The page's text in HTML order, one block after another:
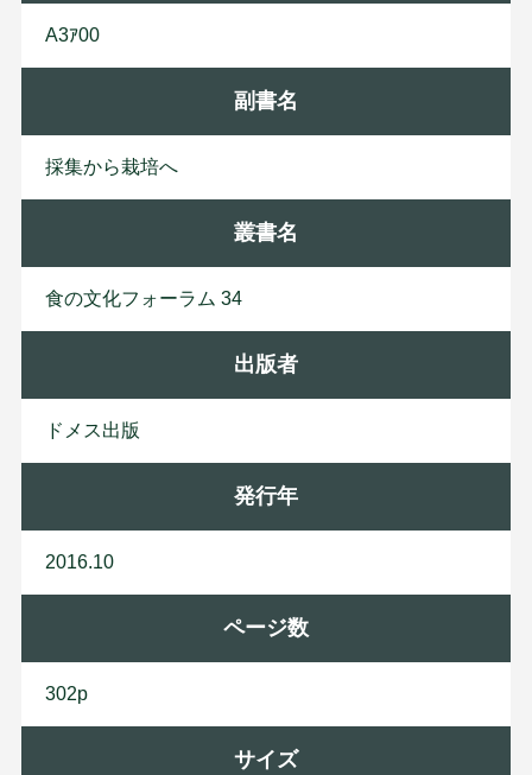
A3ｱ00
副書名
採集から栽培へ
叢書名
食の文化フォーラム 34
出版者
ド メ ス出版
発行年
2016.10
ページ数
302p
サイズ